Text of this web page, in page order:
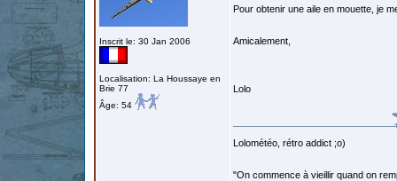
Inscrit le: 30 Jan 2006
Localisation: La Houssaye en
Brie 77
Âge: 54
Pour obtenir une aile en mouette, je
Amicalement,
Lolo
Lolométéo, rétro addict ;o)
"On commence à vieillir quand on